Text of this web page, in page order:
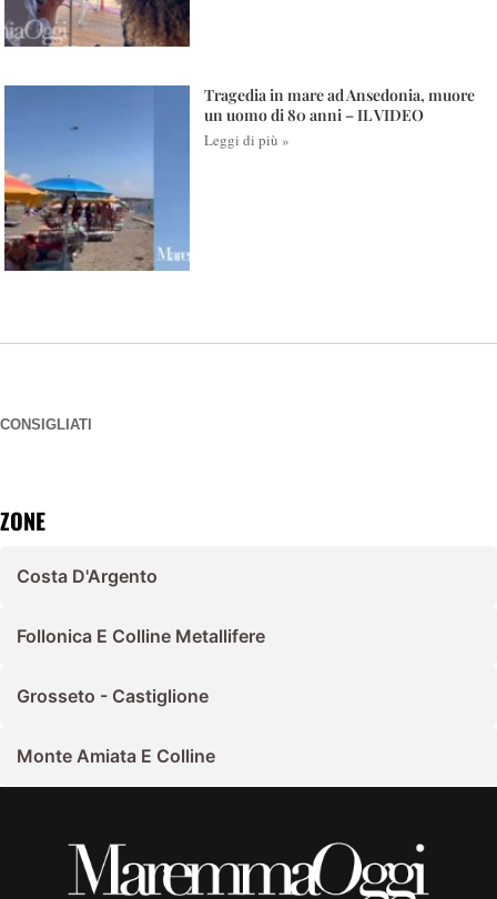
Tragedia in mare ad Ansedonia, muore
un uomo di 80 anni – IL VIDEO
Leggi di più »
CONSIGLIATI
ZONE
Costa D'Argento
Follonica E Colline Metallifere
Grosseto - Castiglione
Monte Amiata E Colline